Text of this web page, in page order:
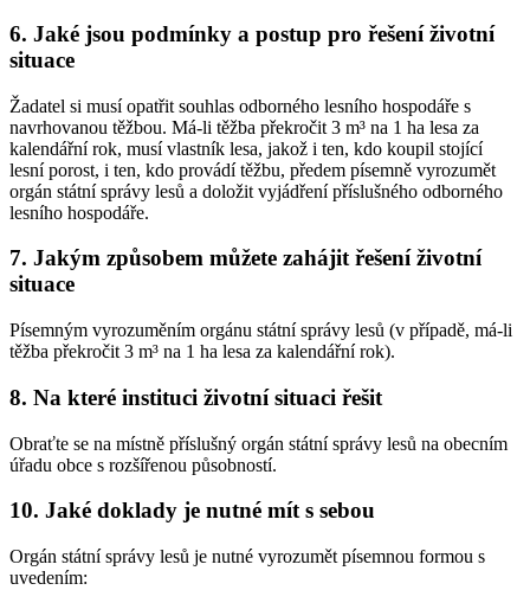
6. Jaké jsou podmínky a postup pro řešení životní
situace
Žadatel si musí opatřit souhlas odborného lesního hospodáře s
navrhovanou těžbou. Má-li těžba překročit 3 m³ na 1 ha lesa za
kalendářní rok, musí vlastník lesa, jakož i ten, kdo koupil stojící
lesní porost, i ten, kdo provádí těžbu, předem písemně vyrozumět
orgán státní správy lesů a doložit vyjádření příslušného odborného
lesního hospodáře.
7. Jakým způsobem můžete zahájit řešení životní
situace
Písemným vyrozuměním orgánu státní správy lesů (v případě, má-li
těžba překročit 3 m³ na 1 ha lesa za kalendářní rok).
8. Na které instituci životní situaci řešit
Obraťte se na místně příslušný orgán státní správy lesů na obecním
úřadu obce s rozšířenou působností.
10. Jaké doklady je nutné mít s sebou
Orgán státní správy lesů je nutné vyrozumět písemnou formou s
uvedením: